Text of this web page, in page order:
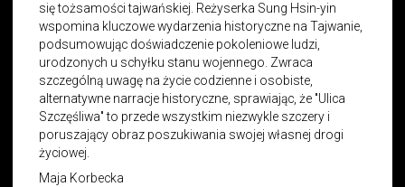
się tożsamości tajwańskiej. Reżyserka Sung Hsin-yin
wspomina kluczowe wydarzenia historyczne na Tajwanie,
podsumowując doświadczenie pokoleniowe ludzi,
urodzonych u schyłku stanu wojennego. Zwraca
szczególną uwagę na życie codzienne i osobiste,
alternatywne narracje historyczne, sprawiając, że "Ulica
Szczęśliwa" to przede wszystkim niezwykle szczery i
poruszający obraz poszukiwania swojej własnej drogi
życiowej.
Maja Korbecka